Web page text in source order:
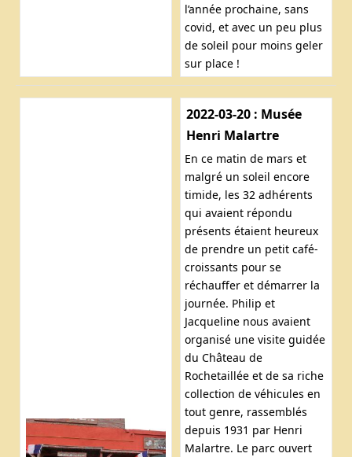
l’année prochaine, sans
covid, et avec un peu plus
de soleil pour moins geler
sur place !
2022-03-20 : Musée
Henri Malartre
En ce matin de mars et
malgré un soleil encore
timide, les 32 adhérents
qui avaient répondu
présents étaient heureux
de prendre un petit café-
croissants pour se
réchauffer et démarrer la
journée. Philip et
Jacqueline nous avaient
organisé une visite guidée
du Château de
Rochetaillée et de sa riche
collection de véhicules en
tout genre, rassemblés
depuis 1931 par Henri
Malartre. Le parc ouvert